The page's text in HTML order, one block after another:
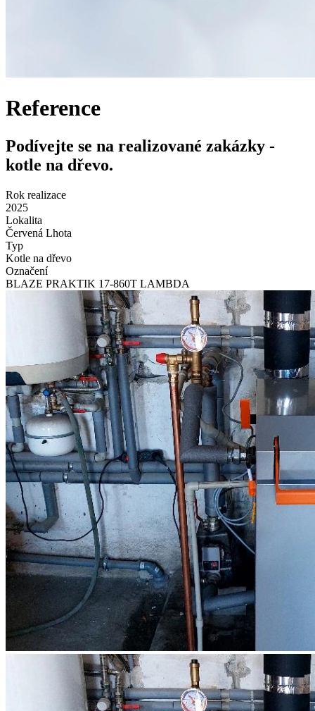
Reference
Podívejte se na realizované zakázky -
kotle na dřevo.
Rok realizace
2025
Lokalita
Červená Lhota
Typ
Kotle na dřevo
Označení
BLAZE PRAKTIK 17-860T LAMBDA